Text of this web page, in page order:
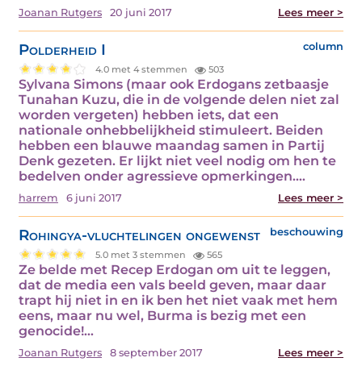
Joanan Rutgers 20 juni 2017 Lees meer >
Polderheid I column
4.0 met 4 stemmen 503
Sylvana Simons (maar ook Erdogans zetbaasje
Tunahan Kuzu, die in de volgende delen niet zal
worden vergeten) hebben iets, dat een
nationale onhebbelijkheid stimuleert. Beiden
hebben een blauwe maandag samen in Partij
Denk gezeten. Er lijkt niet veel nodig om hen te
bedelven onder agressieve opmerkingen.…
harrem 6 juni 2017 Lees meer >
Rohingya-vluchtelingen ongewenst beschouwing
5.0 met 3 stemmen 565
Ze belde met Recep Erdogan om uit te leggen,
dat de media een vals beeld geven, maar daar
trapt hij niet in en ik ben het niet vaak met hem
eens, maar nu wel, Burma is bezig met een
genocide!…
Joanan Rutgers 8 september 2017 Lees meer >